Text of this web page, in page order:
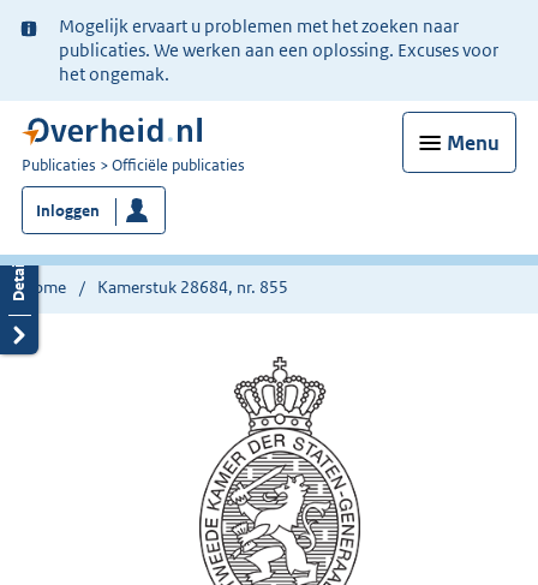
Ter
informatie:
Mogelijk ervaart u problemen met het zoeken naar
publicaties. We werken aan een oplossing. Excuses voor
het ongemak.
Menu
U
bent
nu
hier:
Publicaties Officiële publicaties
Inloggen
Home Kamerstuk 28684, nr. 855